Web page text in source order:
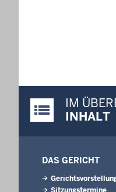
Justiz-Portal im
IM
INHALT
DAS GERICHT